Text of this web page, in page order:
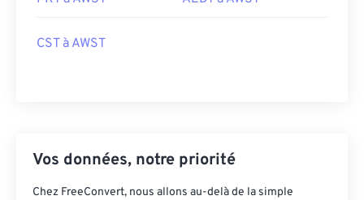
CST à AWST
Vos données, notre priorité
Chez FreeConvert, nous allons au-delà de la simple